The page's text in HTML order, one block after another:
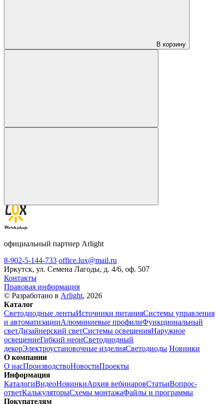
В корзину
официальный партнер Arlight
8-902-5-144-733 office.lux@mail.ru
Иркутск, ул. Семена Лагоды, д. 4/6, оф. 507
Контакты
Правовая информация
© Разработано в Arlight, 2026
Каталог
Светодиодные лентыИсточники питанияСистемы управления
и автоматизацииАлюминиевые профилиФункциональный
светДизайнерский светСистемы освещенияНаружное
освещениеГибкий неонСветодиодный
декорЭлектроустановочные изделияСветодиоды Новинки
О компании
О насПроизводствоНовостиПроекты
Информация
КаталогиВидеоНовинкиАрхив вебинаровСтатьиВопрос-
ответКалькуляторыСхемы монтажаФайлы и программы
Покупателям